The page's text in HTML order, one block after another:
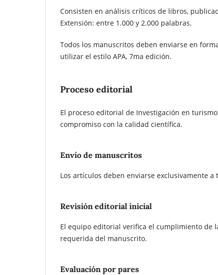
Consisten en análisis críticos de libros,
Extensión: entre 1.000 y 2.000 palabras.
Todos los manuscritos deben enviarse en
utilizar el estilo APA, 7ma edición.
Proceso editorial
El proceso editorial de Investigación en
compromiso con la calidad científica.
Envío de manuscritos
Los artículos deben enviarse exclusivamente
Revisión editorial inicial
El equipo editorial verifica el cumplimiento de
requerida del manuscrito.
Evaluación por pares